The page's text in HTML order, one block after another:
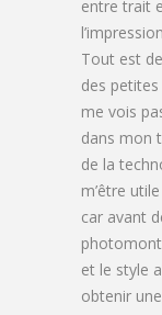
entre trait
Tout est
des
me vois
dans mon
de la
m’être
car avant
et le style
obtenir